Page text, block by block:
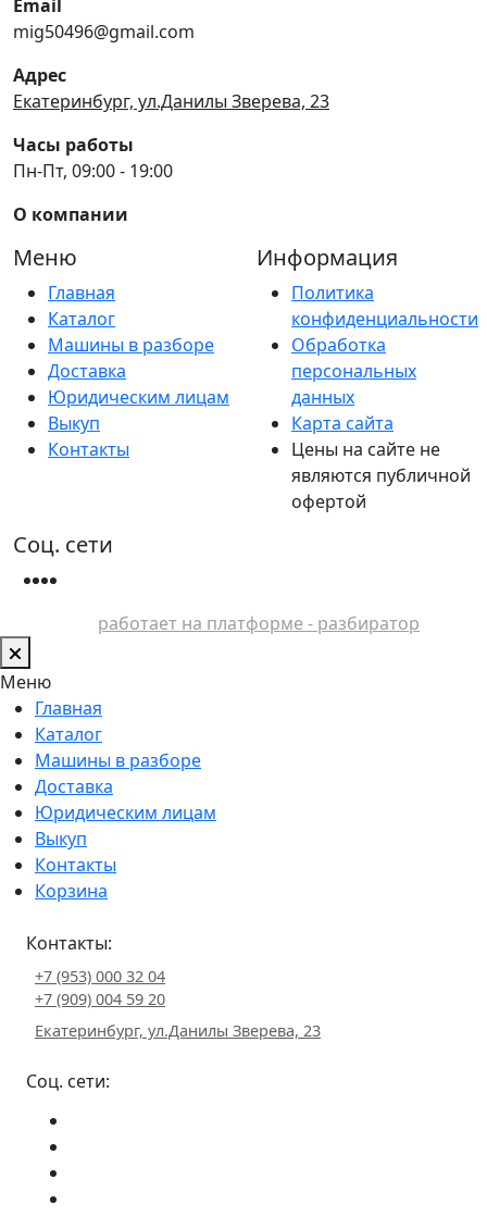
Email
mig50496@gmail.com
Адрес
Екатеринбург, ул.Данилы Зверева, 23
Часы работы
Пн-Пт, 09:00 - 19:00
О компании
Меню
Главная
Каталог
Машины в разборе
Доставка
Юридическим лицам
Выкуп
Контакты
Информация
Политика
конфиденциальности
Обработка
персональных
данных
Карта сайта
Цены на сайте не
являются публичной
офертой
Соц. сети
работает на платформе - разбиратор
Меню
Главная
Каталог
Машины в разборе
Доставка
Юридическим лицам
Выкуп
Контакты
Корзина
Контакты:
+7 (953) 000 32 04
+7 (909) 004 59 20
Екатеринбург, ул.Данилы Зверева, 23
Соц. сети: